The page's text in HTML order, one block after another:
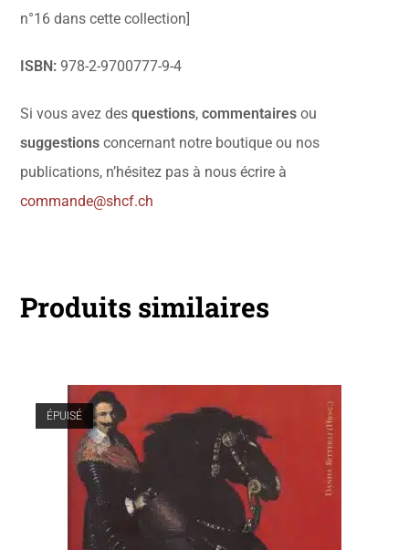
n°16 dans cette collection]
ISBN: 978-2-9700777-9-4
Si vous avez desquestions,commentaires ou
suggestions concernant notre boutique ou nos
publications, n’hésitez pas à nous écrire à
commande@shcf.ch
Produits similaires
ÉPUISÉ